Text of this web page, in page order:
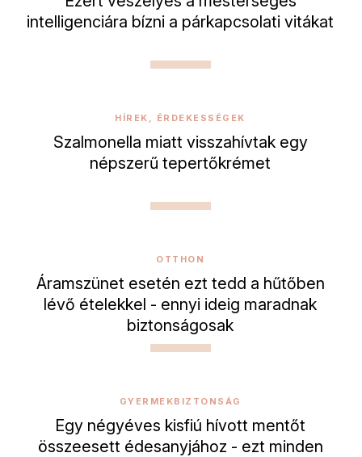
intelligenciára bízni a párkapcsolati vitákat
HÍREK, ÉRDEKESSÉGEK
Szalmonella miatt visszahívtak egy
népszerű tepertőkrémet
OTTHON
Áramszünet esetén ezt tedd a hűtőben
lévő ételekkel - ennyi ideig maradnak
biztonságosak
GYERMEKBIZTONSÁG
Egy négyéves kisfiú hívott mentőt
összeesett édesanyjához - ezt minden